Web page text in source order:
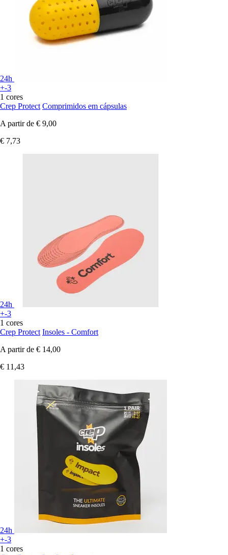
24h
+-3
1 cores
Crep Protect Comprimidos em cápsulas
A partir de € 9,00
€ 7,73
24h
+-3
1 cores
Crep Protect Insoles - Comfort
A partir de € 14,00
€ 11,43
24h
+-3
1 cores